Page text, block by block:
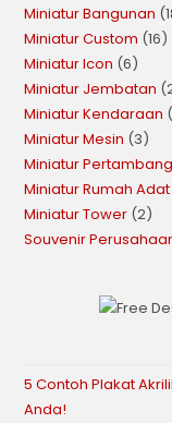
Miniatur Bangunan
Miniatur Custom 16
Miniatur Icon 6
Miniatur Jembatan
Miniatur Kendaraan
Miniatur Mesin 3
Miniatur
Miniatur Rumah Adat
Miniatur Tower 2
Souvenir
5 Contoh Plakat
Anda!